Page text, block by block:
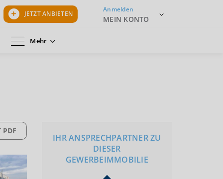
JETZT ANBIETEN
Anmelden
MEIN KONTO
Mehr
PDF
IHR ANSPRECHPARTNER ZU
DIESER
GEWERBEIMMOBILIE